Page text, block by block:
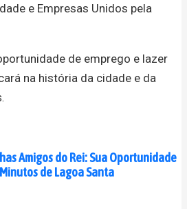
e Empresas Unidos pela
de emprego e lazer
na história da cidade e da
Amigos do Rei: Sua Oportunidade
de Lagoa Santa